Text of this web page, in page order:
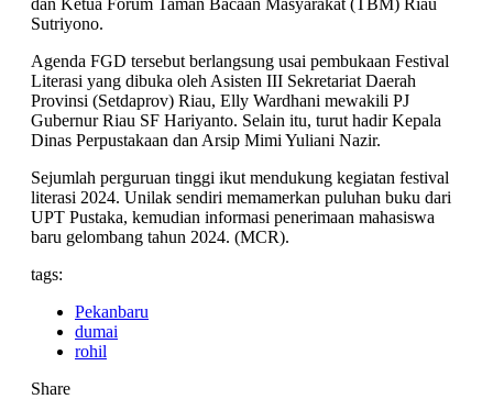
Sutriyono.
Agenda FGD tersebut berlangsung usai pembukaan Festival
Literasi yang dibuka oleh Asisten III Sekretariat Daerah
Provinsi (Setdaprov) Riau, Elly Wardhani mewakili PJ
Gubernur Riau SF Hariyanto. Selain itu, turut hadir Kepala
Dinas Perpustakaan dan Arsip Mimi Yuliani Nazir.
Sejumlah perguruan tinggi ikut mendukung kegiatan festival
literasi 2024. Unilak sendiri memamerkan puluhan buku dari
UPT Pustaka, kemudian informasi penerimaan mahasiswa
baru gelombang tahun 2024. (MCR).
tags:
Pekanbaru
dumai
rohil
Share